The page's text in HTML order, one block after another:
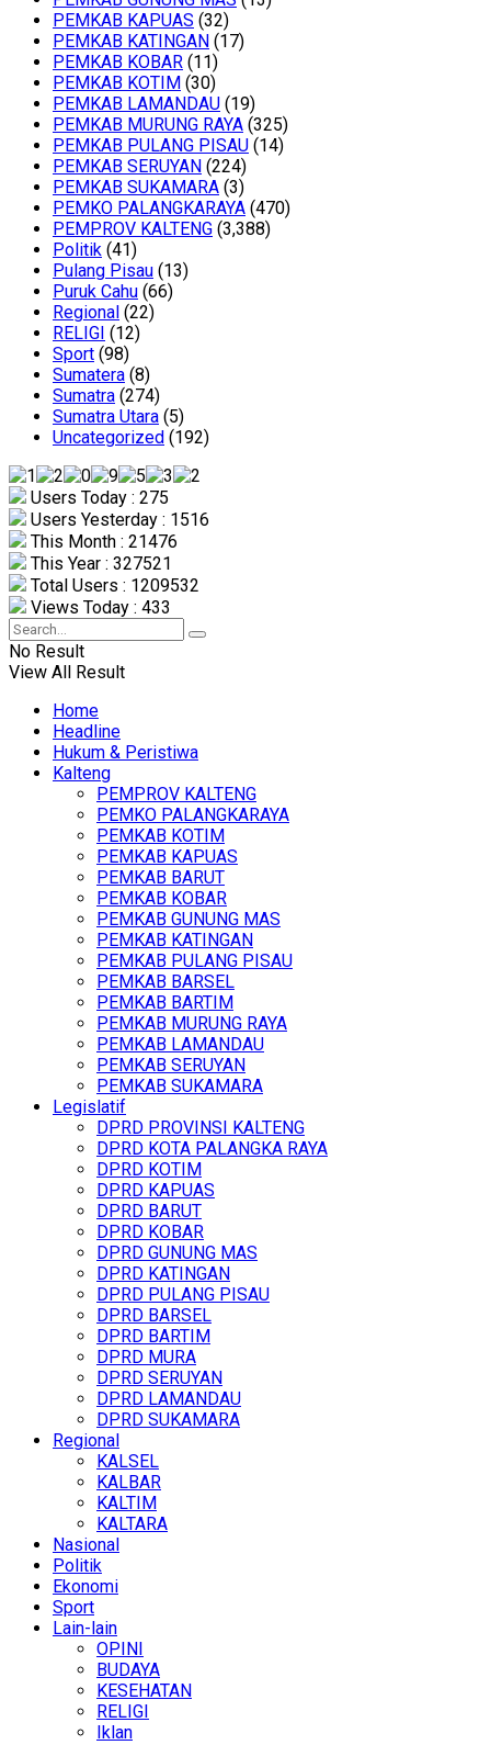
PEMKAB KAPUAS (32)
PEMKAB KATINGAN (17)
PEMKAB KOBAR (11)
PEMKAB KOTIM (30)
PEMKAB LAMANDAU (19)
PEMKAB MURUNG RAYA (325)
PEMKAB PULANG PISAU (14)
PEMKAB SERUYAN (224)
PEMKAB SUKAMARA (3)
PEMKO PALANGKARAYA (470)
PEMPROV KALTENG (3,388)
Politik (41)
Pulang Pisau (13)
Puruk Cahu (66)
Regional (22)
RELIGI (12)
Sport (98)
Sumatera (8)
Sumatra (274)
Sumatra Utara (5)
Uncategorized (192)
Users Today : 275
Users Yesterday : 1516
This Month : 21476
This Year : 327521
Total Users : 1209532
Views Today : 433
No Result
View All Result
Home
Headline
Hukum & Peristiwa
Kalteng
PEMPROV KALTENG
PEMKO PALANGKARAYA
PEMKAB KOTIM
PEMKAB KAPUAS
PEMKAB BARUT
PEMKAB KOBAR
PEMKAB GUNUNG MAS
PEMKAB KATINGAN
PEMKAB PULANG PISAU
PEMKAB BARSEL
PEMKAB BARTIM
PEMKAB MURUNG RAYA
PEMKAB LAMANDAU
PEMKAB SERUYAN
PEMKAB SUKAMARA
Legislatif
DPRD PROVINSI KALTENG
DPRD KOTA PALANGKA RAYA
DPRD KOTIM
DPRD KAPUAS
DPRD BARUT
DPRD KOBAR
DPRD GUNUNG MAS
DPRD KATINGAN
DPRD PULANG PISAU
DPRD BARSEL
DPRD BARTIM
DPRD MURA
DPRD SERUYAN
DPRD LAMANDAU
DPRD SUKAMARA
Regional
KALSEL
KALBAR
KALTIM
KALTARA
Nasional
Politik
Ekonomi
Sport
Lain-lain
OPINI
BUDAYA
KESEHATAN
RELIGI
Iklan